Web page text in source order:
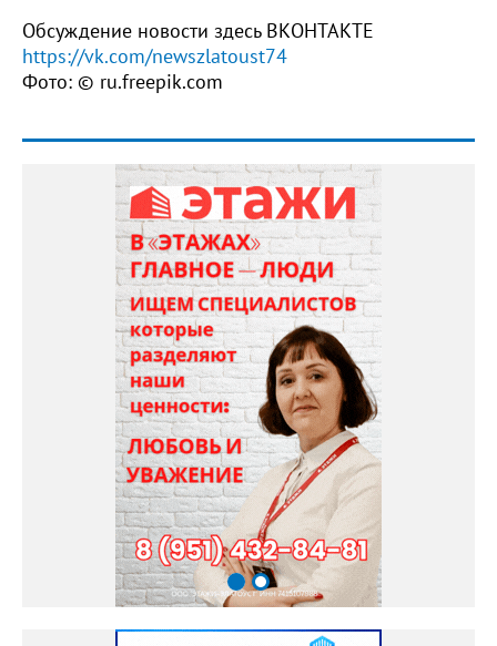
Обсуждение новости здесь ВКОНТАКТЕ
https://vk.com/newszlatoust74
Фото: © ru.freepik.com